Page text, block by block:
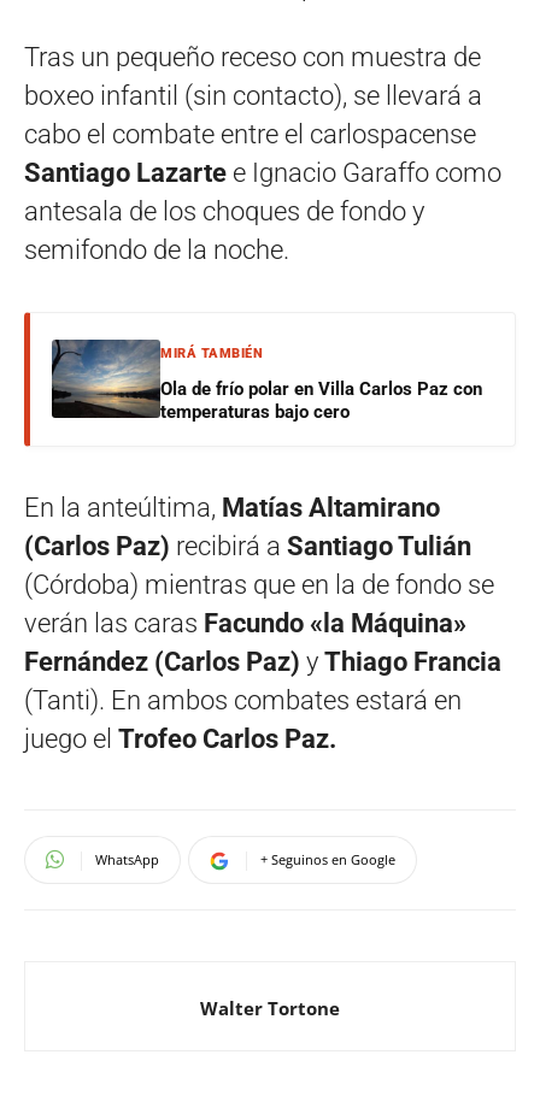
Tras un pequeño receso con muestra de
boxeo infantil (sin contacto), se llevará a
cabo el combate entre el carlospacense
Santiago Lazarte e Ignacio Garaffo como
antesala de los choques de fondo y
semifondo de la noche.
MIRÁ TAMBIÉN
Ola de frío polar en Villa Carlos Paz con
temperaturas bajo cero
En la anteúltima, Matías Altamirano
(Carlos Paz) recibirá a Santiago Tulián
(Córdoba) mientras que en la de fondo se
verán las caras Facundo «la Máquina»
Fernández (Carlos Paz) y Thiago Francia
(Tanti). En ambos combates estará en
juego el Trofeo Carlos Paz.
WhatsApp + Seguinos en Google
Walter Tortone